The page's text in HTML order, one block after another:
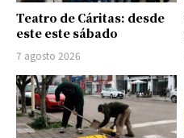
Teatro de Cáritas: desde
este este sábado
7 agosto 2026